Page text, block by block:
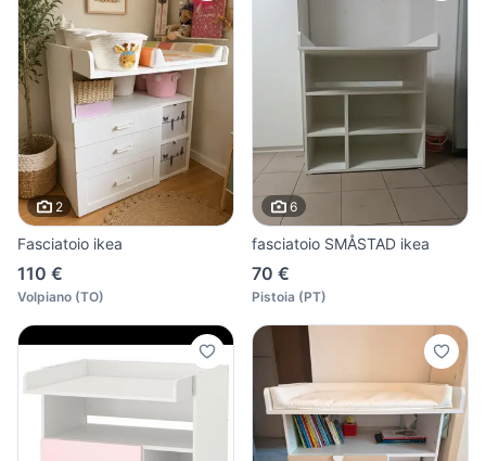
2
Fasciatoio ikea
110 €
Volpiano (TO)
6
fasciatoio SMÅSTAD ikea
70 €
Pistoia (PT)